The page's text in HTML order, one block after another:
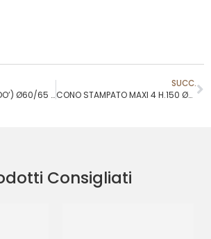
CIALDA TONDA (RONDO’) Ø60/65 MM
SUCC.
CONO STAMPATO MAXI 4 H.150 Ø46
Consigliati